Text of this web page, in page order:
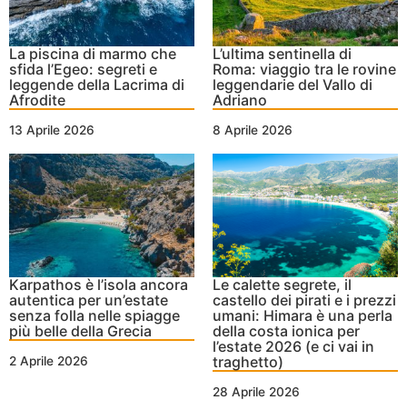
La piscina di marmo che
sfida l’Egeo: segreti e
leggende della Lacrima di
Afrodite
13 Aprile 2026
L’ultima sentinella di
Roma: viaggio tra le rovine
leggendarie del Vallo di
Adriano
8 Aprile 2026
Karpathos è l’isola ancora
autentica per un’estate
senza folla nelle spiagge
più belle della Grecia
2 Aprile 2026
Le calette segrete, il
castello dei pirati e i prezzi
umani: Himara è una perla
della costa ionica per
l’estate 2026 (e ci vai in
traghetto)
28 Aprile 2026